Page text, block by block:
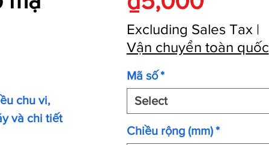
chu vi,
và chi tiết
Excluding Sales Tax|
Vận chuyển toàn quốc
Mã số*
Select
Chiều rộng (mm)*